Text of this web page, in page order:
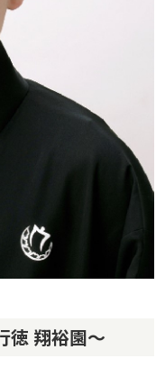
徳 翔裕園～